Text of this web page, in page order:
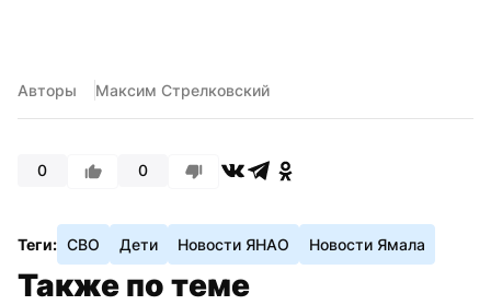
Авторы Максим Стрелковский
0 0
Теги: СВО Дети Новости ЯНАО Новости Ямала
Также по теме